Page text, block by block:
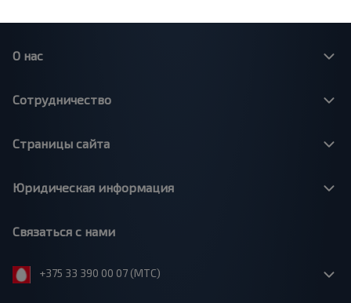
О нас
Сотрудничество
Страницы сайта
Юридическая информация
Связаться с нами
+375 33 390 00 07 (МТС)